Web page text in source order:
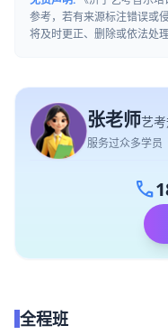
参考，若有来源标注错误或
将及时更正、删除或依法处
张老师艺
服务过众多学员
call
全程班